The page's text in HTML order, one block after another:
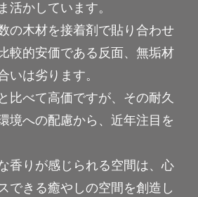
活かしています。
の木材を接着剤で貼り合わせ
較的安価である反面、無垢材
いは劣ります。
比べて高価ですが、その耐久
境への配慮から、近年注目を
香りが感じられる空間は、心
できる癒やしの空間を創造し